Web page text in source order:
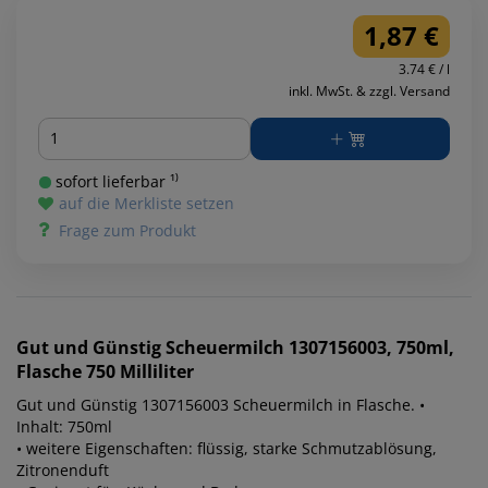
1,87 €
3.74 € / l
inkl. MwSt. & zzgl. Versand
Menge
sofort lieferbar ¹⁾
auf die Merkliste setzen
Frage zum Produkt
Gut und GünstigScheuermilch 1307156003, 750ml,
Flasche 750 Milliliter
Gut und Günstig 1307156003 Scheuermilch in Flasche. •
Inhalt: 750ml
• weitere Eigenschaften: flüssig, starke Schmutzablösung,
Zitronenduft